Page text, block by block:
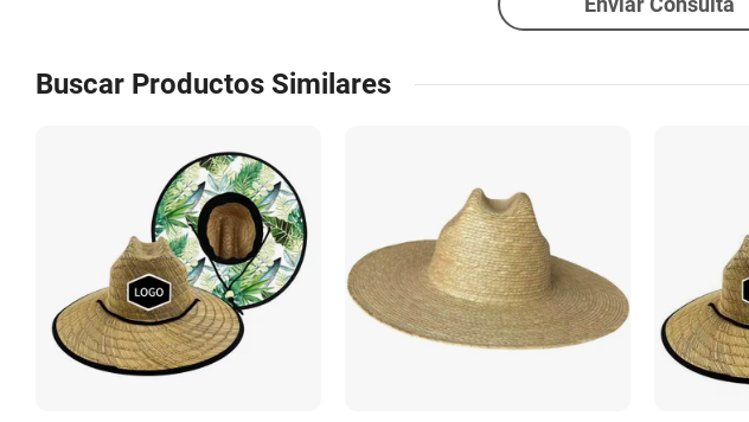
Buscar Productos Similares